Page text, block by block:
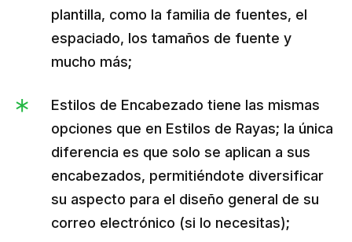
plantilla, como la familia de fuentes, el
espaciado, los tamaños de fuente y
mucho más;
Estilos de Encabezado tiene las mismas
opciones que en Estilos de Rayas; la única
diferencia es que solo se aplican a sus
encabezados, permitiéndote diversificar
su aspecto para el diseño general de su
correo electrónico (si lo necesitas);